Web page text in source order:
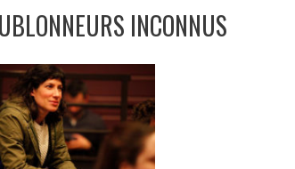
INCONNUS